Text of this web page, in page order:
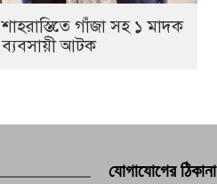
শাহরাস্তিতে গাঁজা সহ ১ মাদক
ব্যবসায়ী আটক
যোগাযোগের ঠিকানা